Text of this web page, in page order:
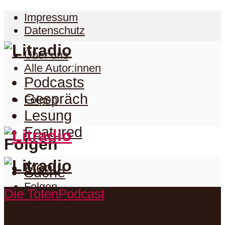
Impressum
Datenschutz
Über uns
Alle Autor:innen
Folgen
Folgen
Folgen
Facebook
Podcasts
Gespräch
Lesung
Featured
Menu
Suche
Podcasts
Die TotenPodcast